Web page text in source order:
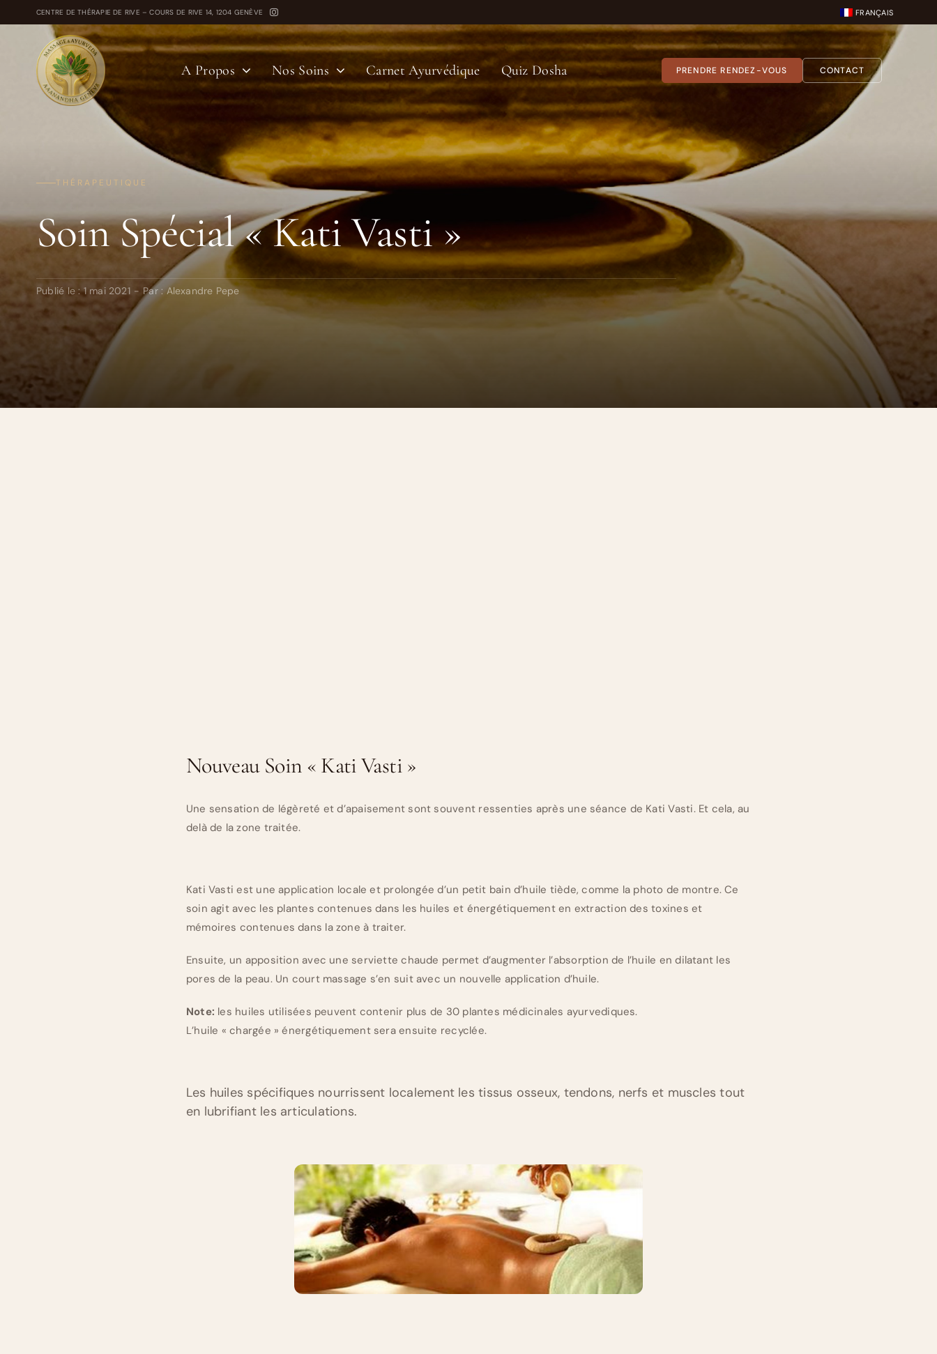
au
CENTRE DE THÉRAPIE DE RIVE – COURS DE RIVE 14, 1204 GENÈVE FRANÇAIS
A Propos Nos Soins Carnet Ayurvédique Quiz Dosha PRENDRE RENDEZ-VOUS CONTACT
THÉRAPEUTIQUE
Soin Spécial « Kati Vasti »
Publié le : 1 mai 2021 - Par :Alexandre Pepe
Nouveau Soin « Kati Vasti »
Une sensation de légèreté et d’apaisement sont souvent ressenties après une séance de Kati Vasti. Et cela, au
delà de la zone traitée.
Kati Vasti est une application locale et prolongée d’un petit bain d’huile tiède, comme la photo de montre. Ce
soin agit avec les plantes contenues dans les huiles et énergétiquement en extraction des toxines et
mémoires contenues dans la zone à traiter.
Ensuite, un apposition avec une serviette chaude permet d’augmenter l’absorption de l’huile en dilatant les
pores de la peau. Un court massage s’en suit avec un nouvelle application d’huile.
Note: les huiles utilisées peuvent contenir plus de 30 plantes médicinales ayurvediques.
L’huile « chargée » énergétiquement sera ensuite recyclée.
Les huiles spécifiques nourrissent localement les tissus osseux, tendons, nerfs et muscles tout
en lubrifiant les articulations.